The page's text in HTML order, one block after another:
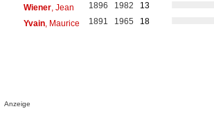
Wiener, Jean 1896 1982
13
Yvain, Maurice 1891 1965 18
Anzeige